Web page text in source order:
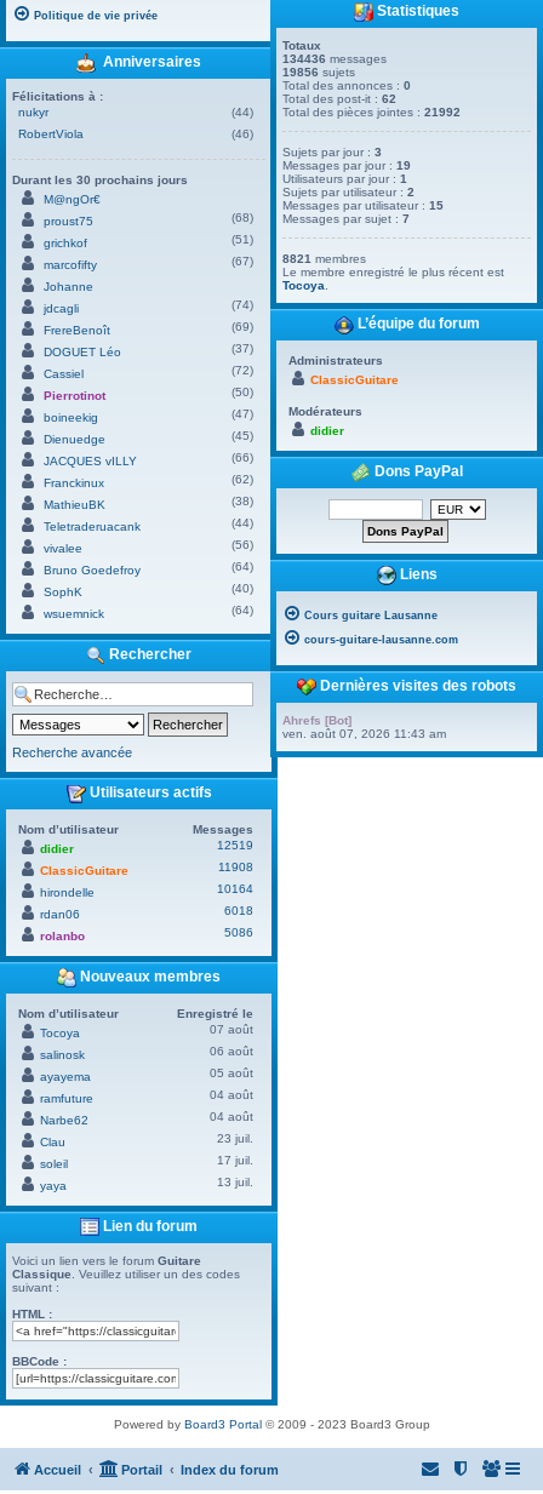
Politique de vie privée
Anniversaires
Félicitations à :
nukyr
(44)
RobertViola
(46)
Durant les 30 prochains jours
M@ngOr€
proust75
(68)
grichkof
(51)
marcofifty
(67)
Johanne
jdcagli
(74)
FrereBenoît
(69)
DOGUET Léo
(37)
Cassiel
(72)
Pierrotinot
(50)
boineekig
(47)
Dienuedge
(45)
JACQUES vILLY
(66)
Franckinux
(62)
MathieuBK
(38)
Teletraderuacank
(44)
vivalee
(56)
Bruno Goedefroy
(64)
SophK
(40)
wsuemnick
(64)
Rechercher
Recherche avancée
Utilisateurs actifs
Nom d’utilisateur
Messages
didier
12519
ClassicGuitare
11908
hirondelle
10164
rdan06
6018
rolanbo
5086
Nouveaux membres
Nom d’utilisateur
Enregistré le
Tocoya
07 août
salinosk
06 août
ayayema
05 août
ramfuture
04 août
Narbe62
04 août
Clau
23 juil.
soleil
17 juil.
yaya
13 juil.
Lien du forum
Voici un lien vers le forum Guitare
Classique . Veuillez utiliser un des codes
suivant :
HTML :
BBCode :
Statistiques
Totaux
134436 messages
19856 sujets
Total des annonces :0
Total des post-it :62
Total des pièces jointes :21992
Sujets par jour :3
Messages par jour :19
Utilisateurs par jour :1
Sujets par utilisateur :2
Messages par utilisateur :15
Messages par sujet :7
8821 membres
Le membre enregistré le plus récent est
Tocoya
L’équipe du forum
Administrateurs
ClassicGuitare
Modérateurs
didier
Dons PayPal
Liens
Cours guitare Lausanne
cours-guitare-lausanne.com
Dernières visites des robots
Ahrefs [Bot]
ven. août 07, 2026 11:43 am
Powered by Board3 Portal© 2009 - 2023 Board3 Group
Accueil Portail Index du forum